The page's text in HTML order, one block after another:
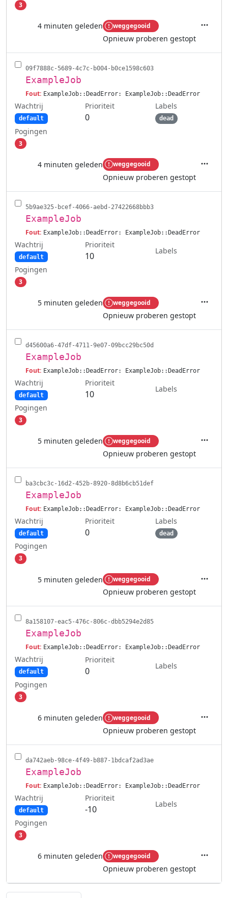
3
4 minuten geleden weggegooid
Opnieuw proberen gestopt
09f7888c-5689-4c7c-b004-b0ce1598c603
ExampleJob
Fout: ExampleJob::DeadError: ExampleJob::DeadError
Wachtrij
default
Prioriteit
0
Labels
dead
Pogingen
3
4 minuten geleden weggegooid
Opnieuw proberen gestopt
5b9ae325-bcef-4066-aebd-27422668bbb3
ExampleJob
Fout: ExampleJob::DeadError: ExampleJob::DeadError
Wachtrij
default
Prioriteit
10
Labels
Pogingen
3
5 minuten geleden weggegooid
Opnieuw proberen gestopt
d45600a6-47df-4711-9e07-09bcc29bc50d
ExampleJob
Fout: ExampleJob::DeadError: ExampleJob::DeadError
Wachtrij
default
Prioriteit
10
Labels
Pogingen
3
5 minuten geleden weggegooid
Opnieuw proberen gestopt
ba3cbc3c-16d2-452b-8920-8d8b6cb51def
ExampleJob
Fout: ExampleJob::DeadError: ExampleJob::DeadError
Wachtrij
default
Prioriteit
0
Labels
dead
Pogingen
3
5 minuten geleden weggegooid
Opnieuw proberen gestopt
Acties
8a158107-eac5-476c-806c-dbb5294e2d85
ExampleJob
Fout: ExampleJob::DeadError: ExampleJob::DeadError
Wachtrij
default
Prioriteit
0
Labels
Pogingen
3
6 minuten geleden weggegooid
Opnieuw proberen gestopt
da742aeb-98ce-4f49-b887-1bdcaf2ad3ae
ExampleJob
Fout: ExampleJob::DeadError: ExampleJob::DeadError
Wachtrij
default
Prioriteit
-10
Labels
Pogingen
3
6 minuten geleden weggegooid
Opnieuw proberen gestopt